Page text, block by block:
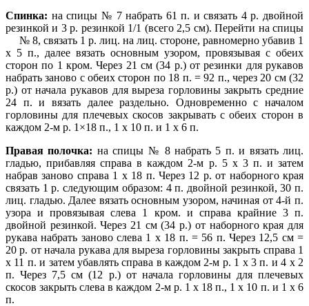
Спинка: на спицы № 7 набрать 61 п. и связать 4 р. двойной
резинкой и 3 р. резинкой 1/1 (всего 2,5 см). Перейти на спицы
№ 8, связать 1 р. лиц. на лиц. стороне, равномерно убавив 1
х 5 п., далее вязать основным узором, провязывая с обеих
сторон по 1 кром. Через 21 см (34 р.) от резинки для рукавов
набрать заново с обеих сторон по 18 п. = 92 п., через 20 см (32
р.) от начала рукавов для выреза горловины закрыть средние
24 п. и вязать далее раздельно. Одновременно с началом
горловины для плечевых скосов закрывать с обеих сторон в
каждом 2-м р. 1×18 п., 1 х 10 п. и 1 х 6 п.
Правая полочка: на спицы № 8 набрать 5 п. и вязать лиц.
гладью, прибавляя справа в каждом 2-м р. 5 х 3 п. и затем
набрав заново справа 1 х 18 п. Через 12 р. от наборного края
связать 1 р. следующим образом: 4 п. двойной резинкой, 30 п.
лиц. гладью. Далее вязать основным узором, начиная от 4-й п.
узора и провязывая слева 1 кром. и справа крайние 3 п.
двойной резинкой. Через 21 см (34 р.) от наборного края для
рукава набрать заново слева 1 х 18 п. = 56 п. Через 12,5 см =
20 р. от начала рукава для выреза горловины закрыть справа 1
х 11 п. и затем убавлять справа в каждом 2-м р. 1 х 3 п. и 4 х 2
п. Через 7,5 см (12 р.) от начала горловины для плечевых
скосов закрыть слева в каждом 2-м р. 1 х 18 п., 1 х 10 п. и 1 х 6
п.